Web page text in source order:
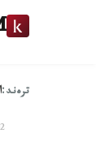
ترەند: